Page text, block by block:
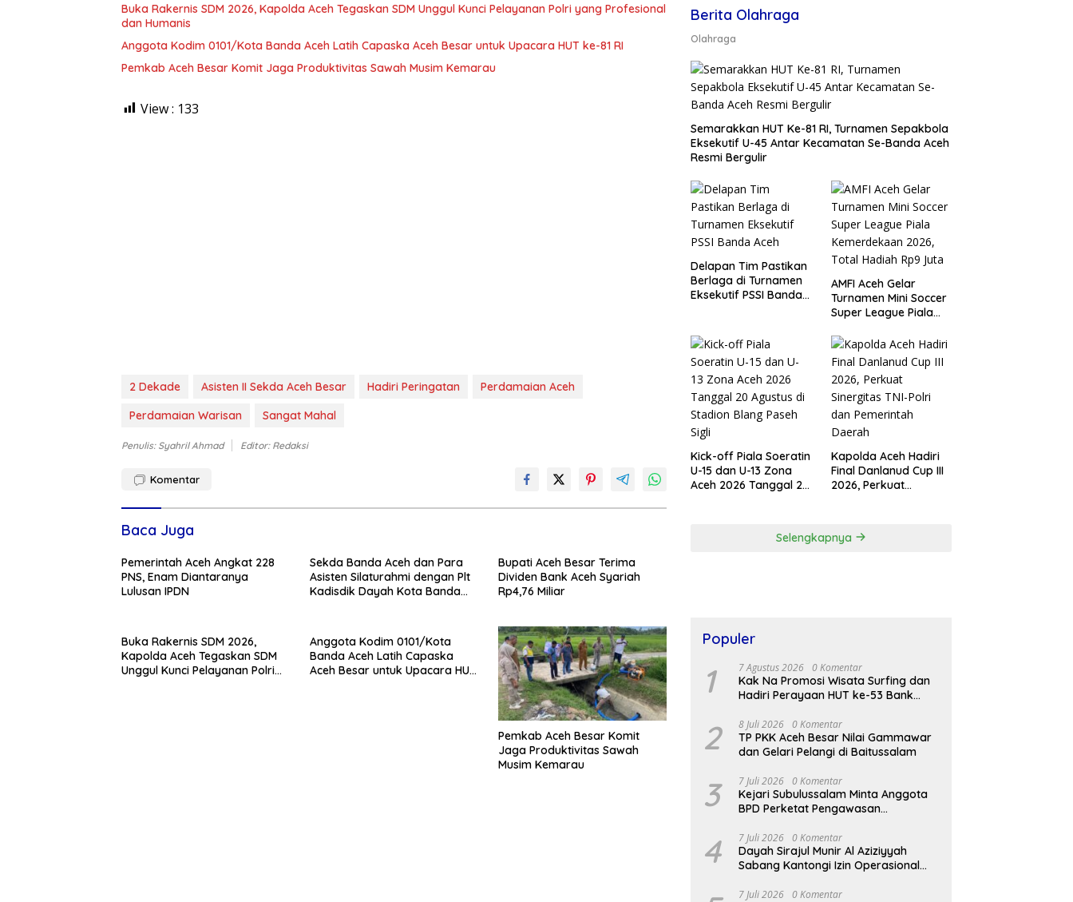
Buka Rakernis SDM 2026, Kapolda Aceh Tegaskan SDM Unggul Kunci Pelayanan Polri yang Profesional
dan Humanis
Anggota Kodim 0101/Kota Banda Aceh Latih Capaska Aceh Besar untuk Upacara HUT ke-81 RI
Pemkab Aceh Besar Komit Jaga Produktivitas Sawah Musim Kemarau
View : 133
2 Dekade Asisten II Sekda Aceh Besar Hadiri Peringatan
Perdamaian Aceh
Perdamaian Warisan
Sangat Mahal
Penulis: Syahril Ahmad Editor: Redaksi
Komentar
Baca Juga
Pemerintah Aceh Angkat 228
PNS, Enam Diantaranya
Lulusan IPDN
Sekda Banda Aceh dan Para
Asisten Silaturahmi dengan Plt
Kadisdik Dayah Kota Banda
Bupati Aceh Besar Terima
Dividen Bank Aceh Syariah
Rp4,76 Miliar
Buka Rakernis SDM 2026,
Kapolda Aceh Tegaskan SDM
Unggul Kunci Pelayanan Polri
Anggota Kodim 0101/Kota
Banda Aceh Latih Capaska
Aceh Besar untuk Upacara HUT
Pemkab Aceh Besar Komit
Jaga Produktivitas Sawah
Musim Kemarau
Berita Olahraga
Olahraga
Semarakkan HUT Ke-81 RI, Turnamen Sepakbola
Eksekutif U-45 Antar Kecamatan Se-Banda Aceh
Resmi Bergulir
Delapan Tim Pastikan
Berlaga di Turnamen
Eksekutif PSSI Banda
AMFI Aceh Gelar
Turnamen Mini Soccer
Super League Piala
Total Hadiah Rp9 Juta
Kick-off Piala Soeratin
U-15 dan U-13 Zona
Aceh 2026 Tanggal 20
Kapolda Aceh Hadiri
Final Danlanud Cup III
2026, Perkuat
Selengkapnya
Populer
1 7 Agustus 2026 0 Komentar
Kak Na Promosi Wisata Surfing dan
Hadiri Perayaan HUT ke-53 Bank
2 8 Juli 2026 0 Komentar
TP PKK Aceh Besar Nilai Gammawar
dan Gelari Pelangi di Baitussalam
3 7 Juli 2026 0 Komentar
Kejari Subulussalam Minta Anggota
BPD Perketat Pengawasan
4 7 Juli 2026 0 Komentar
Dayah Sirajul Munir Al Aziziyyah
Sabang Kantongi Izin Operasional
7 Juli 2026 0 Komentar